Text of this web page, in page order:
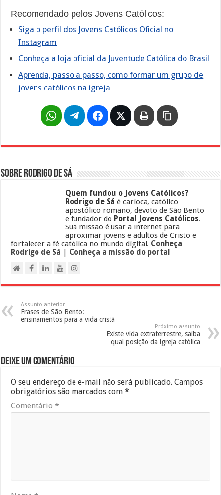
Recomendado pelos Jovens Católicos:
Siga o perfil dos Jovens Católicos Oficial no
Instagram
Conheça a loja oficial da Juventude Católica do Brasil
Aprenda, passo a passo, como formar um grupo de
jovens católicos na igreja
Sobre Rodrigo de Sá
Quem fundou o Jovens Católicos?
Rodrigo de Sá é carioca, católico
apostólico romano, devoto de São Bento
e fundador do Portal Jovens Católicos.
Sua missão é usar a internet para
aproximar jovens e adultos de Cristo e
fortalecer a fé católica no mundo digital. Conheça
Rodrigo de Sá | Conheça a missão do portal
Assunto anterior
Frases de São Bento:
ensinamentos para a vida cristã
Próximo assunto
Existe vida extraterrestre, saiba
qual posição da igreja católica
Deixe um comentário
O seu endereço de e-mail não será publicado. Campos
obrigatórios são marcados com*
Comentário*